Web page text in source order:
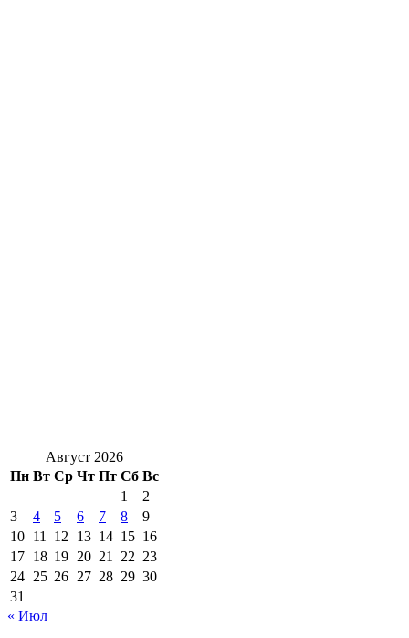
Август 2026
Пн Вт Ср Чт Пт Сб Вс
1
2
3
4 5 6 7 8
9
10 11 12 13 14 15 16
17 18 19 20 21 22 23
24 25 26 27 28 29 30
31
« Июл